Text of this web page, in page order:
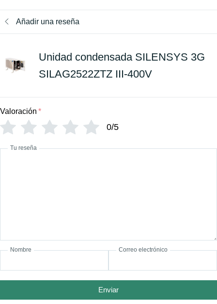
Añadir una reseña
Unidad condensada SILENSYS 3G
SILAG2522ZTZ III-400V
Valoración *
0/5
Tu reseña
Nombre Correo electrónico
Enviar